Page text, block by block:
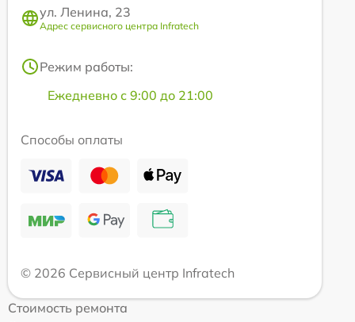
ул. Ленина, 23
Адрес сервисного центра Infratech
Режим работы:
Ежедневно с 9:00 до 21:00
Способы оплаты
© 2026 Сервисный центр Infratech
Стоимость ремонта